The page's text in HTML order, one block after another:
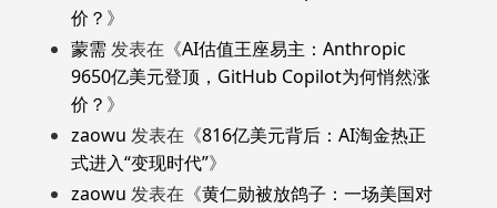
价？ 》
蒙需 发表在《AI估值王座易主：Anthropic
9650亿美元登顶，GitHub Copilot为何悄然涨
价？ 》
zaowu 发表在《816亿美元背后：AI淘金热正
式进入“变现时代”》
zaowu 发表在《黄仁勋被放鸽子：一场美国对